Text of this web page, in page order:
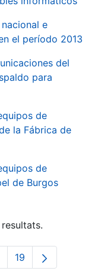
e
el período 2013
del
para
de
la Fábrica de
de
de Burgos
intermèdies
Pàgina
19